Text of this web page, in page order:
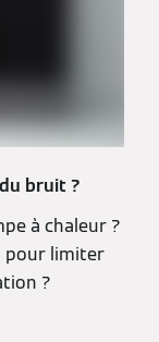
bruit ?
à chaleur ?
pour limiter
?